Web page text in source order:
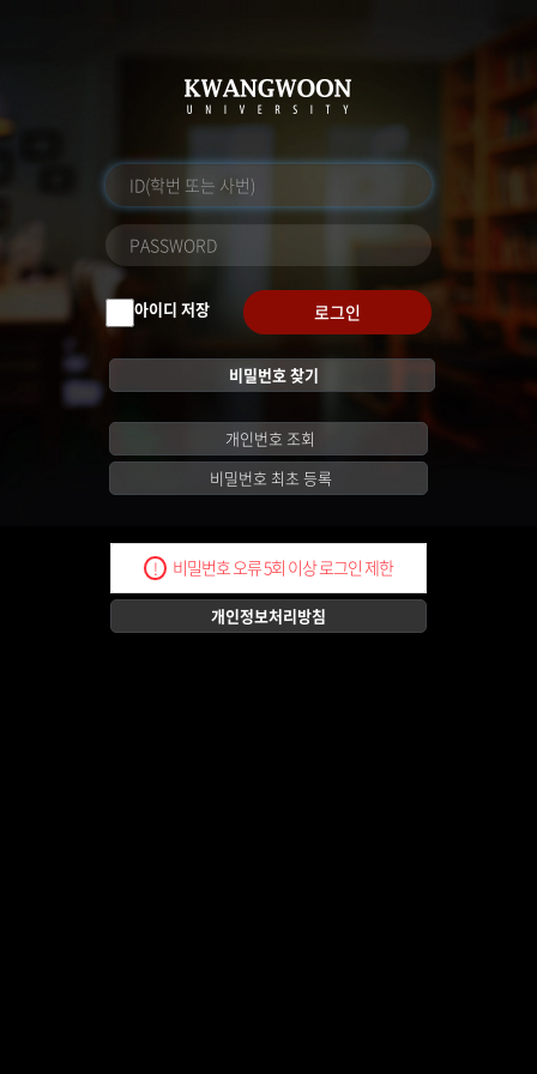
아이디 저장 로그인
비밀번호 찾기
개인번호 조회
비밀번호 최초 등록
! 비밀번호 오류 5회 이상 로그인 제한
개인정보처리방침